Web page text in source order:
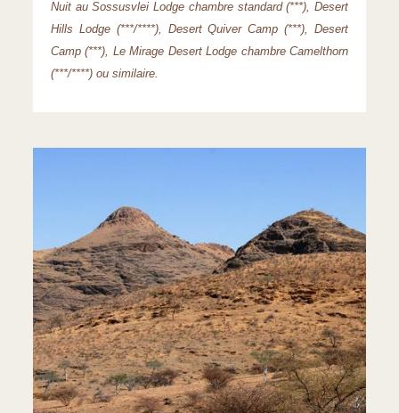
Nuit au Sossusvlei Lodge chambre standard (***), Desert
Hills Lodge (***/****), Desert Quiver Camp (***), Desert
Camp (***), Le Mirage Desert Lodge chambre Camelthorn
(***/****) ou similaire.